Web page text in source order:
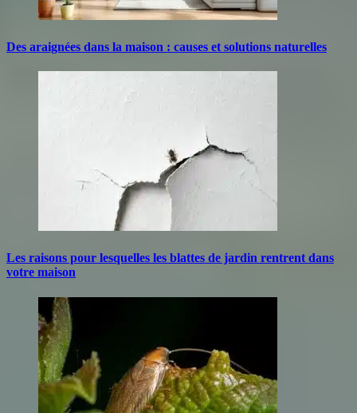
Des araignées dans la maison : causes et solutions naturelles
Les raisons pour lesquelles les blattes de jardin rentrent dans
votre maison